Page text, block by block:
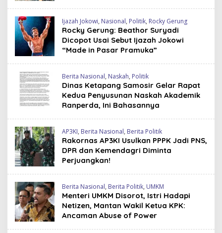
Ijazah Jokowi, Nasional, Politik, Rocky Gerung
Rocky Gerung: Beathor Suryadi
Dicopot Usai Sebut Ijazah Jokowi
“Made in Pasar Pramuka”
Berita Nasional, Naskah, Politik
Dinas Ketapang Samosir Gelar Rapat
Kedua Penyusunan Naskah Akademik
Ranperda, Ini Bahasannya
AP3KI, Berita Nasional, Berita Politik
Rakornas AP3KI Usulkan PPPK Jadi PNS,
DPR dan Kemendagri Diminta
Perjuangkan!
Berita Nasional, Berita Politik, UMKM
Menteri UMKM Disorot, Istri Hadapi
Netizen, Mantan Wakil Ketua KPK:
Ancaman Abuse of Power